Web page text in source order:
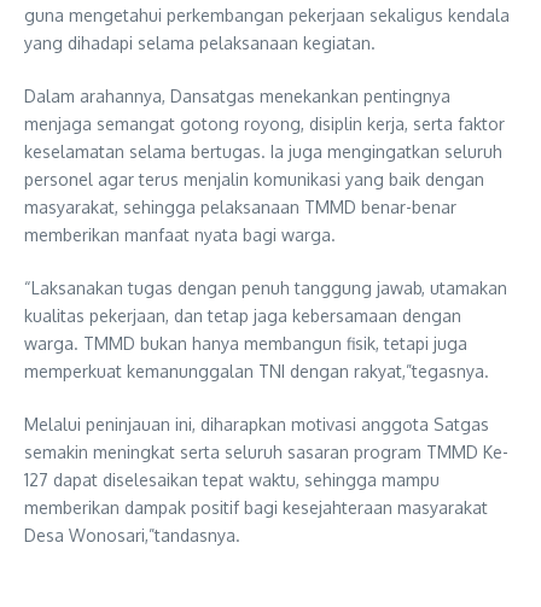
guna mengetahui perkembangan pekerjaan sekaligus kendala
yang dihadapi selama pelaksanaan kegiatan.
Dalam arahannya, Dansatgas menekankan pentingnya
menjaga semangat gotong royong, disiplin kerja, serta faktor
keselamatan selama bertugas. Ia juga mengingatkan seluruh
personel agar terus menjalin komunikasi yang baik dengan
masyarakat, sehingga pelaksanaan TMMD benar-benar
memberikan manfaat nyata bagi warga.
“Laksanakan tugas dengan penuh tanggung jawab, utamakan
kualitas pekerjaan, dan tetap jaga kebersamaan dengan
warga. TMMD bukan hanya membangun fisik, tetapi juga
memperkuat kemanunggalan TNI dengan rakyat,”tegasnya.
Melalui peninjauan ini, diharapkan motivasi anggota Satgas
semakin meningkat serta seluruh sasaran program TMMD Ke-
127 dapat diselesaikan tepat waktu, sehingga mampu
memberikan dampak positif bagi kesejahteraan masyarakat
Desa Wonosari,”tandasnya.